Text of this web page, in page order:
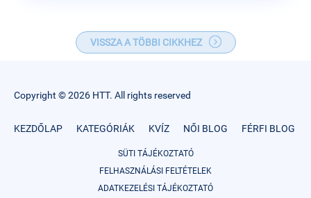
VISSZA A TÖBBI CIKKHEZ
Copyright © 2026 HTT. All rights reserved
KEZDŐLAP KATEGÓRIÁK KVÍZ NŐI BLOG FÉRFI BLOG
SÜTI TÁJÉKOZTATÓ
FELHASZNÁLÁSI FELTÉTELEK
ADATKEZELÉSI TÁJÉKOZTATÓ